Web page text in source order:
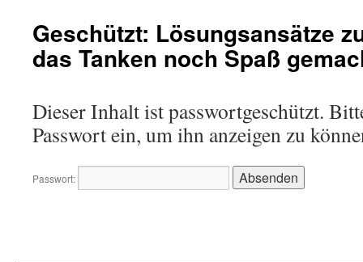
Geschützt: Lösungsansätze
das Tanken noch Spaß
Dieser Inhalt ist passwortgeschützt.
Passwort ein, um ihn anzeigen zu
Passwort: